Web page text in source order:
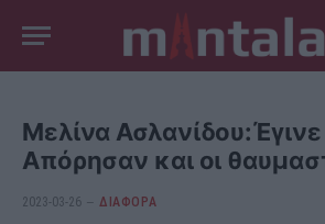
Μελίνα
Απόρησαν και οι
2023-03-26 ΔΙΆΦΟΡΑ